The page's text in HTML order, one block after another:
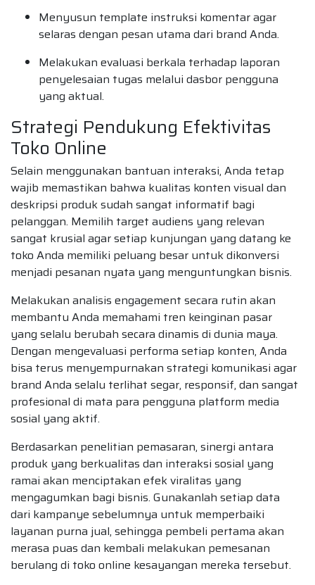
Menyusun template instruksi komentar agar
selaras dengan pesan utama dari brand Anda.
Melakukan evaluasi berkala terhadap laporan
penyelesaian tugas melalui dasbor pengguna
yang aktual.
Strategi Pendukung Efektivitas
Toko Online
Selain menggunakan bantuan interaksi, Anda tetap
wajib memastikan bahwa kualitas konten visual dan
deskripsi produk sudah sangat informatif bagi
pelanggan. Memilih target audiens yang relevan
sangat krusial agar setiap kunjungan yang datang ke
toko Anda memiliki peluang besar untuk dikonversi
menjadi pesanan nyata yang menguntungkan bisnis.
Melakukan analisis engagement secara rutin akan
membantu Anda memahami tren keinginan pasar
yang selalu berubah secara dinamis di dunia maya.
Dengan mengevaluasi performa setiap konten, Anda
bisa terus menyempurnakan strategi komunikasi agar
brand Anda selalu terlihat segar, responsif, dan sangat
profesional di mata para pengguna platform media
sosial yang aktif.
Berdasarkan penelitian pemasaran, sinergi antara
produk yang berkualitas dan interaksi sosial yang
ramai akan menciptakan efek viralitas yang
mengagumkan bagi bisnis. Gunakanlah setiap data
dari kampanye sebelumnya untuk memperbaiki
layanan purna jual, sehingga pembeli pertama akan
merasa puas dan kembali melakukan pemesanan
berulang di toko online kesayangan mereka tersebut.